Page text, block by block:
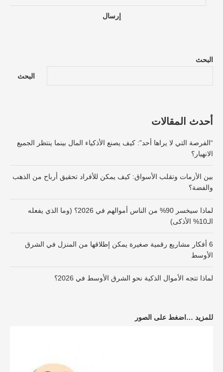
البحث
البحث
أحدث المقالات
“الفرصة التي لا يراها أحد”: كيف يصنع الأذكياء المال بينما ينتظر الجميع
الانهيار؟
بين الأزمات وتقلب الأسواق: كيف يمكن للأفراد تحقيق أرباح من الذهب
والفضة؟
لماذا سيخسر 90% من الناس أموالهم في 2026؟ (وما الذي يفعله
الـ10% الأذكى)
6 أفكار مشاريع رقمية صغيرة يمكن إطلاقها من المنزل في الشرق
الأوسط
لماذا تتجه الأموال الذكية نحو الشرق الأوسط في 2026؟
للمزيد …اضغط على الصور